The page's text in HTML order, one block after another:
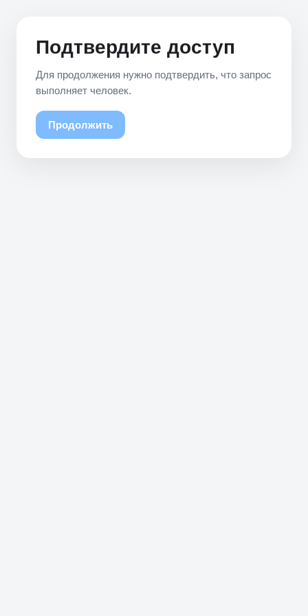
Подтвердите доступ
Для продолжения нужно подтвердить, что запрос
выполняет человек.
Продолжить